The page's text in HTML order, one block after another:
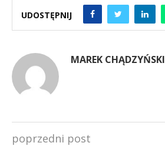
UDOSTĘPNIJ
MAREK CHĄDZYŃSKI
poprzedni post